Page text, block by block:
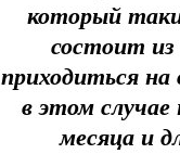
который
состоит
приходиться на
в этом
месяца и